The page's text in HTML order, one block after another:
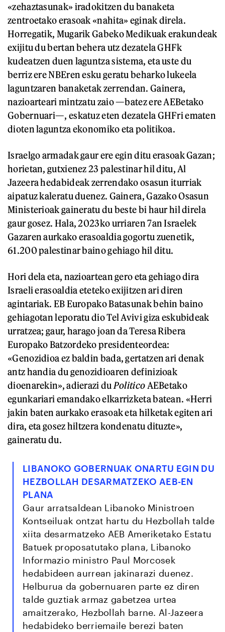
«zehaztasunak» iradokitzen du banaketa
zentroetako erasoak «nahita» eginak direla.
Horregatik, Mugarik Gabeko Medikuak erakundeak
exijitu du bertan behera utz dezatela GHFk
kudeatzen duen laguntza sistema, eta uste du
berriz ere NBEren esku geratu beharko lukeela
laguntzaren banaketak zerrendan. Gainera,
nazioarteari mintzatu zaio —batez ere AEBetako
Gobernuari—, eskatuz eten dezatela GHFri ematen
dioten laguntza ekonomiko eta politikoa.
Israelgo armadak gaur ere egin ditu erasoak Gazan;
horietan, gutxienez 23 palestinar hil ditu, Al
Jazeera hedabideak zerrendako osasun iturriak
aipatuz kaleratu duenez. Gainera, Gazako Osasun
Ministerioak gaineratu du beste bi haur hil direla
gaur gosez. Hala, 2023ko urriaren 7an Israelek
Gazaren aurkako erasoaldia gogortu zuenetik,
61.200 palestinar baino gehiago hil ditu.
Hori dela eta, nazioartean gero eta gehiago dira
Israeli erasoaldia eteteko exijitzen ari diren
agintariak. EB Europako Batasunak behin baino
gehiagotan leporatu dio Tel Avivi giza eskubideak
urratzea; gaur, harago joan da Teresa Ribera
Europako Batzordeko presidenteordea:
«Genozidioa ez baldin bada, gertatzen ari denak
antz handia du genozidioaren definizioak
dioenarekin», adierazi du Politico AEBetako
egunkariari emandako elkarrizketa batean. «Herri
jakin baten aurkako erasoak eta hilketak egiten ari
dira, eta gosez hiltzera kondenatu dituzte»,
gaineratu du.
LIBANOKO GOBERNUAK ONARTU EGIN DU
HEZBOLLAH DESARMATZEKO AEB-EN
PLANA
Gaur arratsaldean Libanoko Ministroen
Kontseiluak ontzat hartu du Hezbollah talde
xiita desarmatzeko AEB Ameriketako Estatu
Batuek proposatutako plana, Libanoko
Informazio ministro Paul Morcosek
hedabideen aurrean jakinarazi duenez.
Helburua da gobernuaren parte ez diren
talde guztiak armaz gabetzea urtea
amaitzerako, Hezbollah barne. Al-Jazeera
hedabideko berriemaile berezi baten